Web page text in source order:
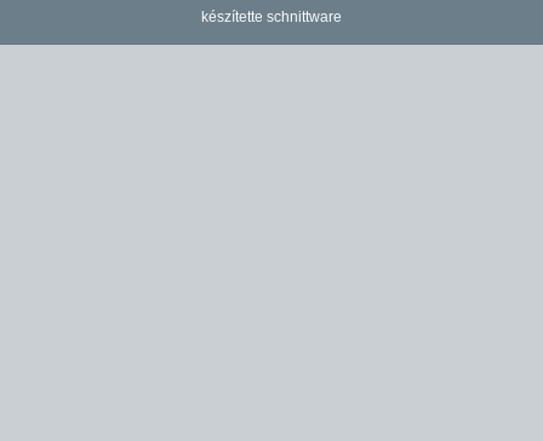
készítette schnittware